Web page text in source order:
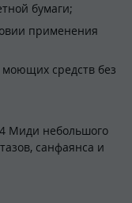
бумаги;
применения
моющих средств без
Миди небольшого
санфаянса и